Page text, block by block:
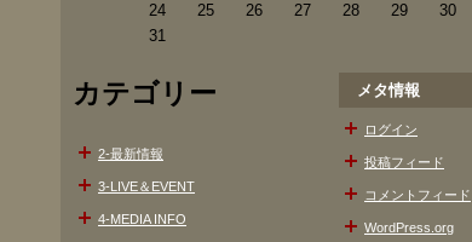
24
25 26 27 28 29
30
31
カテゴリー
2-最新情報
3-LIVE＆EVENT
4-MEDIA INFO
メタ情報
ログイン
投稿フィード
コメントフィード
WordPress.org